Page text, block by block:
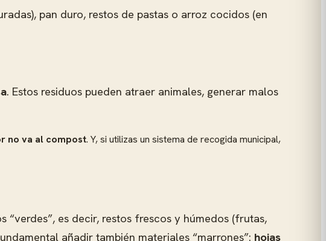
pan duro, restos de pastas o arroz cocidos (en
. Estos residuos pueden atraer animales, generar malos
no va al compost. Y, si utilizas un sistema de recogida municipal,
es decir, restos frescos y húmedos (frutas,
añadir también materiales “marrones”: hojas